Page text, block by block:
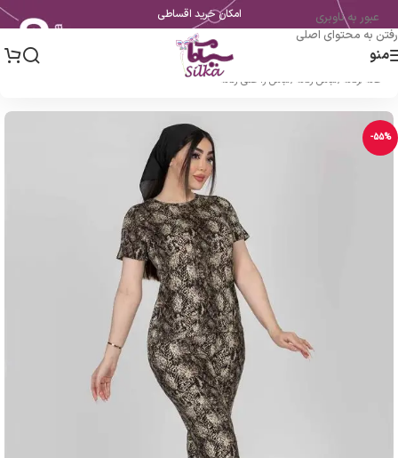
عبور به ناوبری
رفتن به محتوای اصلی
امکان خرید اقساطی
منو
خانه /زنانه /لباس زنانه /لباس راحتی زنانه
-55%